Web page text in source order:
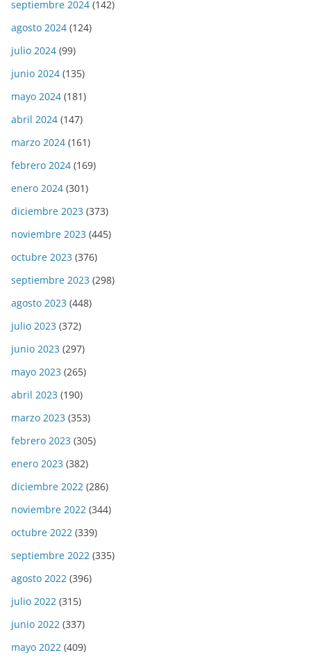
septiembre 2024 (142)
agosto 2024 (124)
julio 2024 (99)
junio 2024 (135)
mayo 2024 (181)
abril 2024 (147)
marzo 2024 (161)
febrero 2024 (169)
enero 2024 (301)
diciembre 2023 (373)
noviembre 2023 (445)
octubre 2023 (376)
septiembre 2023 (298)
agosto 2023 (448)
julio 2023 (372)
junio 2023 (297)
mayo 2023 (265)
abril 2023 (190)
marzo 2023 (353)
febrero 2023 (305)
enero 2023 (382)
diciembre 2022 (286)
noviembre 2022 (344)
octubre 2022 (339)
septiembre 2022 (335)
agosto 2022 (396)
julio 2022 (315)
junio 2022 (337)
mayo 2022 (409)